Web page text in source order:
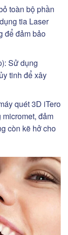
toàn bộ phần
tia Laser
để đảm bảo
Sử dụng
tinh để xây
quét 3D iTero
đảm
còn kẽ hở cho